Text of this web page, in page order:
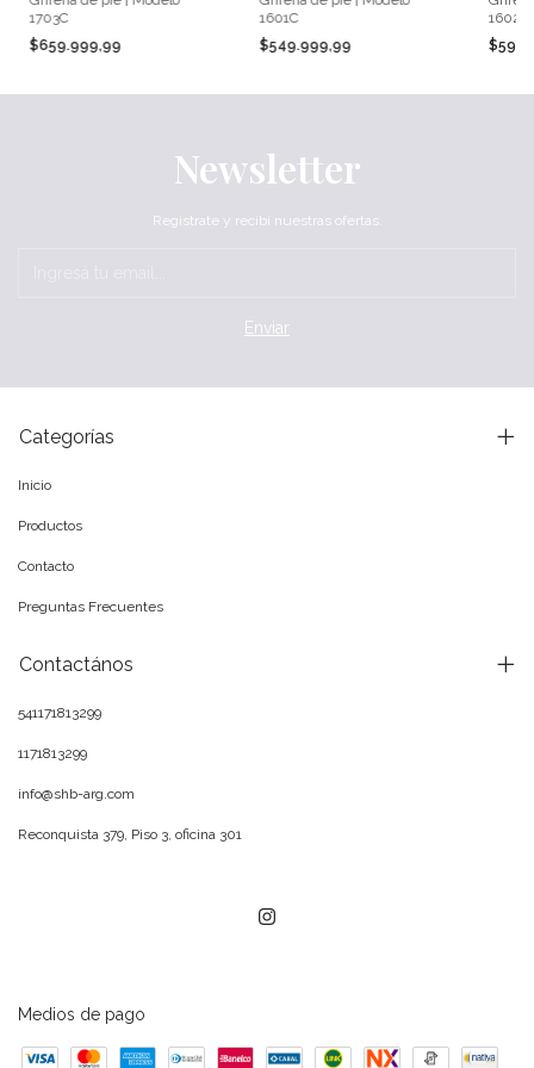
1703C
$659.999,99
1601C
$549.999,99
1602B
Newsletter
Registrate y recibí nuestras ofertas.
Categorías
Inicio
Productos
Contacto
Preguntas Frecuentes
Contactános
541171813299
1171813299
info@shb-arg.com
Reconquista 379, Piso 3, oficina 301
Medios de pago